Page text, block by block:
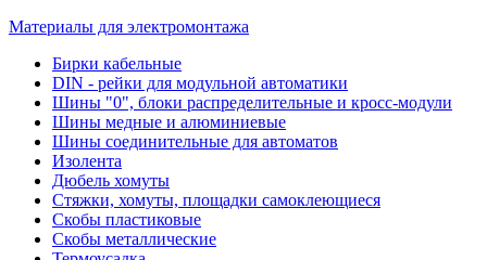
Материалы для электромонтажа
Бирки кабельные
DIN - рейки для модульной автоматики
Шины "0", блоки распределительные и кросс-модули
Шины медные и алюминиевые
Шины соединительные для автоматов
Изолента
Дюбель хомуты
Стяжки, хомуты, площадки самоклеющиеся
Скобы пластиковые
Скобы металлические